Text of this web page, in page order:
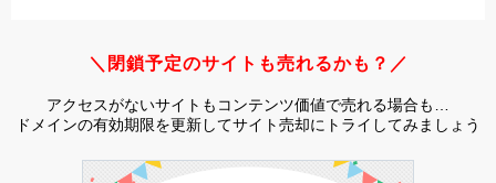
＼閉鎖予定のサイトも売れるかも？／
アクセスがないサイトもコンテンツ価値で売れる場合も…
ドメインの有効期限を更新してサイト売却にトライしてみましょう